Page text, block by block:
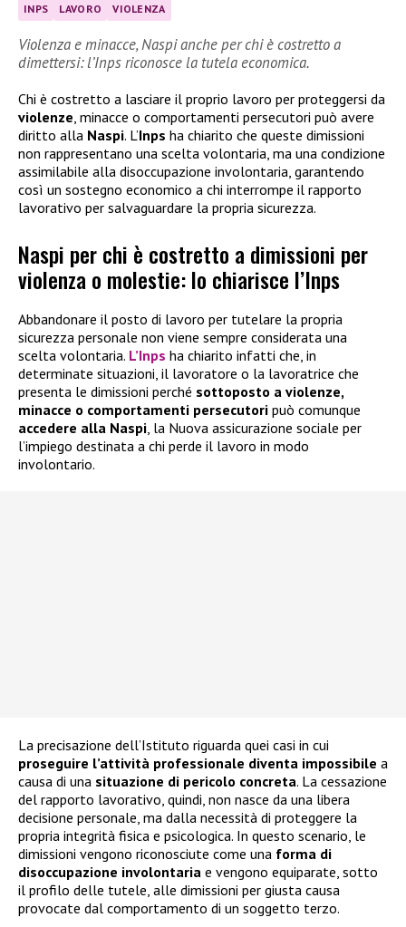
INPS LAVORO VIOLENZA
Violenza e minacce, Naspi anche per chi è costretto a
dimettersi: l’Inps riconosce la tutela economica.
Chi è costretto a lasciare il proprio lavoro per proteggersi da
violenze, minacce o comportamenti persecutori può avere
diritto alla Naspi. L’Inps ha chiarito che queste dimissioni
non rappresentano una scelta volontaria, ma una condizione
assimilabile alla disoccupazione involontaria, garantendo
così un sostegno economico a chi interrompe il rapporto
lavorativo per salvaguardare la propria sicurezza.
Naspi per chi è costretto a dimissioni per
violenza o molestie: lo chiarisce l’Inps
Abbandonare il posto di lavoro per tutelare la propria
sicurezza personale non viene sempre considerata una
scelta volontaria. L’Inps ha chiarito infatti che, in
determinate situazioni, il lavoratore o la lavoratrice che
presenta le dimissioni perché sottoposto a violenze,
minacce o comportamenti persecutori può comunque
accedere alla Naspi , la Nuova assicurazione sociale per
l’impiego destinata a chi perde il lavoro in modo
involontario.
La precisazione dell’Istituto riguarda quei casi in cui
proseguire l’attività professionale diventa impossibile a
causa di una situazione di pericolo concreta. La cessazione
del rapporto lavorativo, quindi, non nasce da una libera
decisione personale, ma dalla necessità di proteggere la
propria integrità fisica e psicologica. In questo scenario, le
dimissioni vengono riconosciute come una forma di
disoccupazione involontaria e vengono equiparate, sotto
il profilo delle tutele, alle dimissioni per giusta causa
provocate dal comportamento di un soggetto terzo.